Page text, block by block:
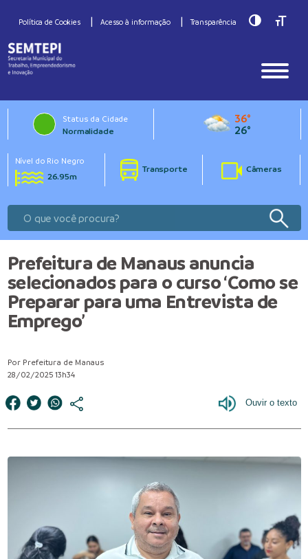
Política de Cookies Acesso à informação Transparência Toggle
Status da Cidade
Normalidade
36°
26°
Nível do Rio Negro
26.95m
Transporte Câmeras
Prefeitura de Manaus anuncia
selecionados para o curso ‘Como se
Preparar para uma Entrevista de
Emprego’
Por Prefeitura de Manaus
28/02/2025 13h34